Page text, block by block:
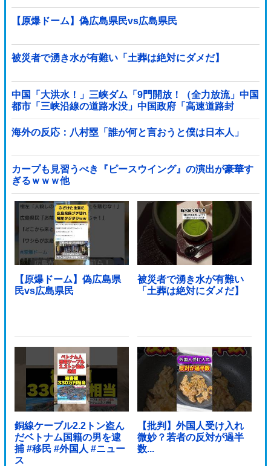
ます」
【原爆ドーム】偽広島県民vs広島県民
被災者で湧き水が有難い「土葬は絶対にダメだ】
中国「大洪水！」三峡ダム「9門開放！（全力放流」中国
都市「三峡沿線の道路水没」中国政府「高速道路封
鎖！」中国ダム「緊急放流に合わせて開門（土砂崩れ発
生」→
海外の反応：八村塁「誰が何と言おうと僕は日本人」
カープも見習うべき『ピースウイング』の演出が豪華す
ぎるｗｗｗ他
【原爆ドーム】偽広島県
民vs広島県民
被災者で湧き水が有難い
「土葬は絶対にダメだ】
銅線ケーブル2.2トン盗ん
だベトナム国籍の男を逮
捕 #移民 #外国人 #ニュー
ス
【批判】外国人受け入れ
微妙？若者の反対が過半
数...